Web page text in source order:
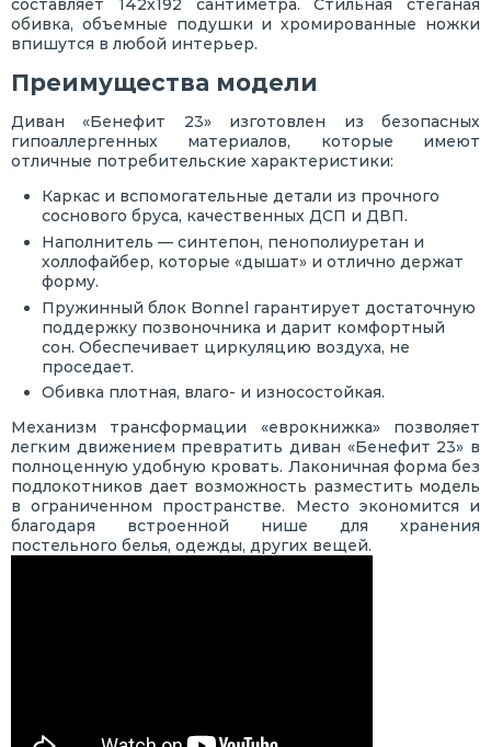
составляет 142х192 сантиметра. Стильная стеганая
обивка, объемные подушки и хромированные ножки
впишутся в любой интерьер.
Преимущества модели
Диван «Бенефит 23» изготовлен из безопасных
гипоаллергенных материалов, которые имеют
отличные потребительские характеристики:
Каркас и вспомогательные детали из прочного
соснового бруса, качественных ДСП и ДВП.
Наполнитель — синтепон, пенополиуретан и
холлофайбер, которые «дышат» и отлично держат
форму.
Пружинный блок Bonnel гарантирует достаточную
поддержку позвоночника и дарит комфортный
сон. Обеспечивает циркуляцию воздуха, не
проседает.
Обивка плотная, влаго- и износостойкая.
Механизм трансформации «еврокнижка» позволяет
легким движением превратить диван «Бенефит 23» в
полноценную удобную кровать. Лаконичная форма без
подлокотников дает возможность разместить модель
в ограниченном пространстве. Место экономится и
благодаря встроенной нише для хранения
постельного белья, одежды, других вещей.